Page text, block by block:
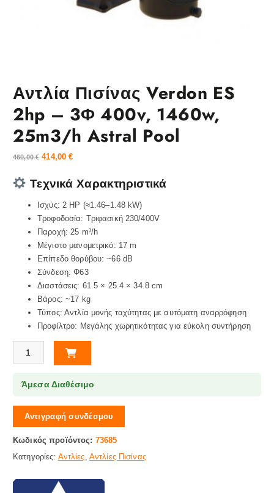
Αντλία Πισίνας Verdon ES
2hp – 3Φ 400v, 1460w,
25m3/h Astral Pool
460,00€ 414,00€
Τεχνικά Χαρακτηριστικά
Ισχύς: 2 HP (≈1.46–1.48 kW)
Τροφοδοσία: Τριφασική 230/400V
Παροχή: 25 m³/h
Μέγιστο μανομετρικό: 17 m
Επίπεδο θορύβου: ~66 dB
Σύνδεση: Φ63
Διαστάσεις: 61.5 × 25.4 × 34.8 cm
Βάρος: ~17 kg
Τύπος: Αντλία μονής ταχύτητας με αυτόματη αναρρόφηση
Προφίλτρο: Μεγάλης χωρητικότητας για εύκολη συντήρηση
Αντλία Πισίνας Verdon ES 2hp - 3Φ 400v, 1460w, 25m3/h Astral Pool
Άμεσα Διαθέσιμο
Αντιγραφή συνδέσμου
Κωδικός προϊόντος: 73685
Κατηγορίες: Αντλίες Αντλίες Πισίνας